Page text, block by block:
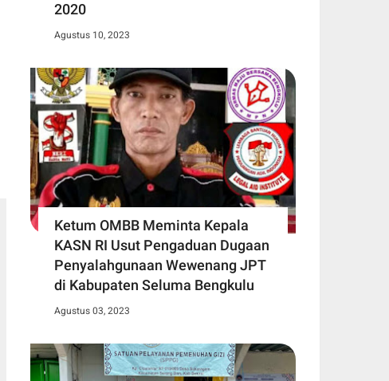
2020
Agustus 10, 2023
Ketum OMBB Meminta Kepala
KASN RI Usut Pengaduan Dugaan
Penyalahgunaan Wewenang JPT
di Kabupaten Seluma Bengkulu
Agustus 03, 2023